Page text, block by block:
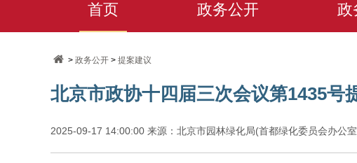
首页 政务公开 政
>政务公开 >提案建议
北京市政协十四届三次会议第1435号
2025-09-17 14:00:00 来源：北京市园林绿化局(首都绿化委员会办公